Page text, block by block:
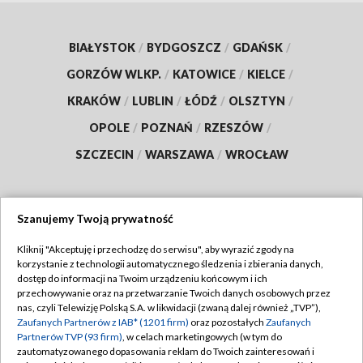
BIAŁYSTOK / BYDGOSZCZ / GDAŃSK /
GORZÓW WLKP. / KATOWICE / KIELCE /
KRAKÓW / LUBLIN / ŁÓDŹ / OLSZTYN /
OPOLE / POZNAŃ / RZESZÓW /
SZCZECIN / WARSZAWA / WROCŁAW
TVP
Abonament TVP
Emisja w TVP
Centrum informacji TVP
Regulamin TVP
Polityka prywatności
Moje zgody
Szanujemy Twoją prywatność
Kliknij "Akceptuję i przechodzę do serwisu", aby wyrazić zgody na
korzystanie z technologii automatycznego śledzenia i zbierania danych,
dostęp do informacji na Twoim urządzeniu końcowym i ich
przechowywanie oraz na przetwarzanie Twoich danych osobowych przez
nas, czyli Telewizję Polską S.A. w likwidacji (zwaną dalej również „TVP”),
Zaufanych Partnerów z IAB* (1201 firm) oraz pozostałych Zaufanych
Partnerów TVP (93 firm), w celach marketingowych (w tym do
zautomatyzowanego dopasowania reklam do Twoich zainteresowań i